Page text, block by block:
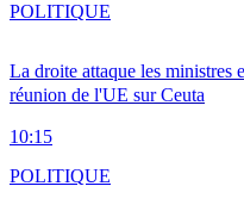
La droite attaque les ministres
réunion de l'UE sur Ceuta
10:15
POLITIQUE
POLITIQUE